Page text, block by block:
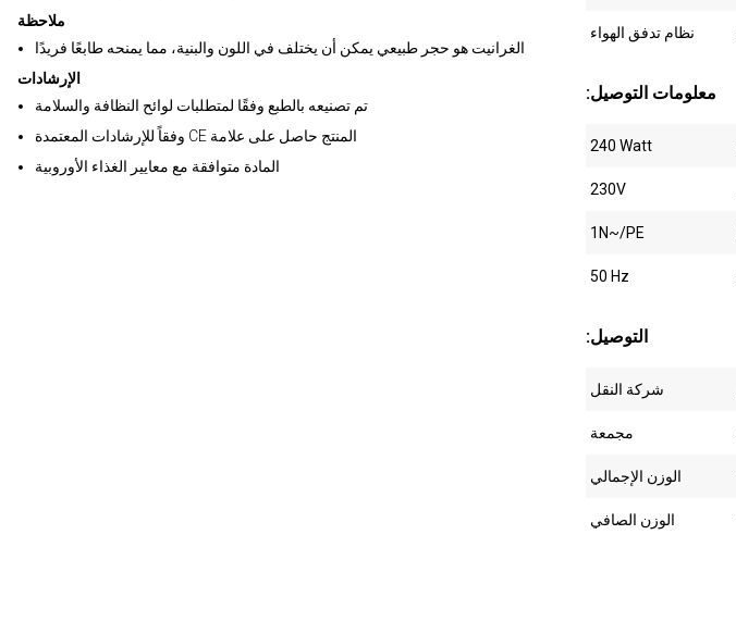
ملاحظة
الغرانيت هو حجر طبيعي يمكن أن يختلف في اللون والبنية، مما يمنحه طابعًا فريدًا
الإرشادات
تم تصنيعه بالطبع وفقًا لمتطلبات لوائح النظافة والسلامة
وفقاً للإرشادات المعتمدة CE المنتج حاصل على علامة
المادة متوافقة مع معايير الغذاء الأوروبية
نظام تدفق الهواء
:معلومات التوصيل
240 Watt
230V
1N~/PE
50 Hz
:التوصيل
شركة النقل
مجمعة
الوزن الإجمالي
الوزن الصافي